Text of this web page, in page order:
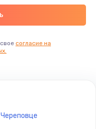
согласие на